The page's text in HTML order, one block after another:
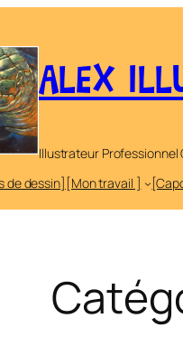
ALEX
Illustrateur Professionnel
de dessin] [Mon travail ]